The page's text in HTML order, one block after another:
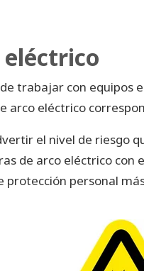
eléctrico
trabajar con equipos
arco eléctrico
el nivel de riesgo
de arco eléctrico con
personal